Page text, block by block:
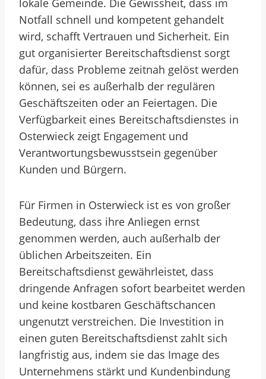
lokale Gemeinde. Die Gewissheit, dass im
Notfall schnell und kompetent gehandelt
wird, schafft Vertrauen und Sicherheit. Ein
gut organisierter Bereitschaftsdienst sorgt
dafür, dass Probleme zeitnah gelöst werden
können, sei es außerhalb der regulären
Geschäftszeiten oder an Feiertagen. Die
Verfügbarkeit eines Bereitschaftsdienstes in
Osterwieck zeigt Engagement und
Verantwortungsbewusstsein gegenüber
Kunden und Bürgern.
Für Firmen in Osterwieck ist es von großer
Bedeutung, dass ihre Anliegen ernst
genommen werden, auch außerhalb der
üblichen Arbeitszeiten. Ein
Bereitschaftsdienst gewährleistet, dass
dringende Anfragen sofort bearbeitet werden
und keine kostbaren Geschäftschancen
ungenutzt verstreichen. Die Investition in
einen guten Bereitschaftsdienst zahlt sich
langfristig aus, indem sie das Image des
Unternehmens stärkt und Kundenbindung